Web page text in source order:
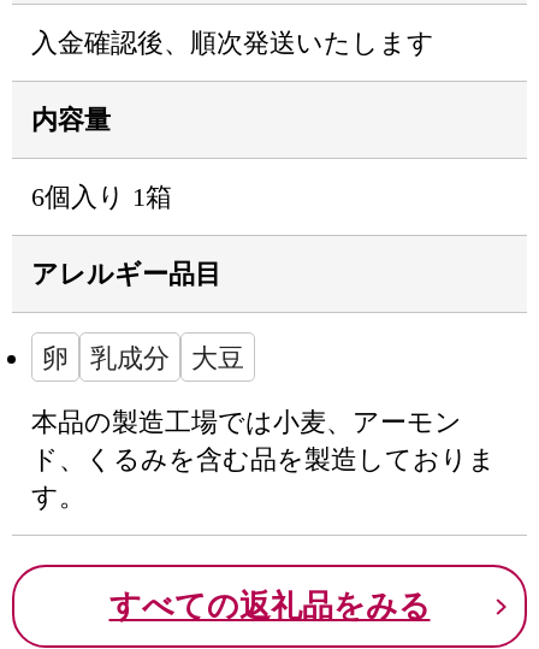
入金確認後、順次発送いたします
内容量
6個入り 1箱
アレルギー品目
卵 乳成分 大豆
本品の製造工場では小麦、アーモン
ド、くるみを含む品を製造しておりま
す。
すべての返礼品をみる